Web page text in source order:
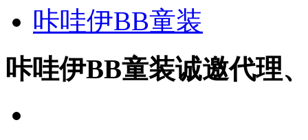
咔哇伊BB童装
咔哇伊BB童装诚邀代理